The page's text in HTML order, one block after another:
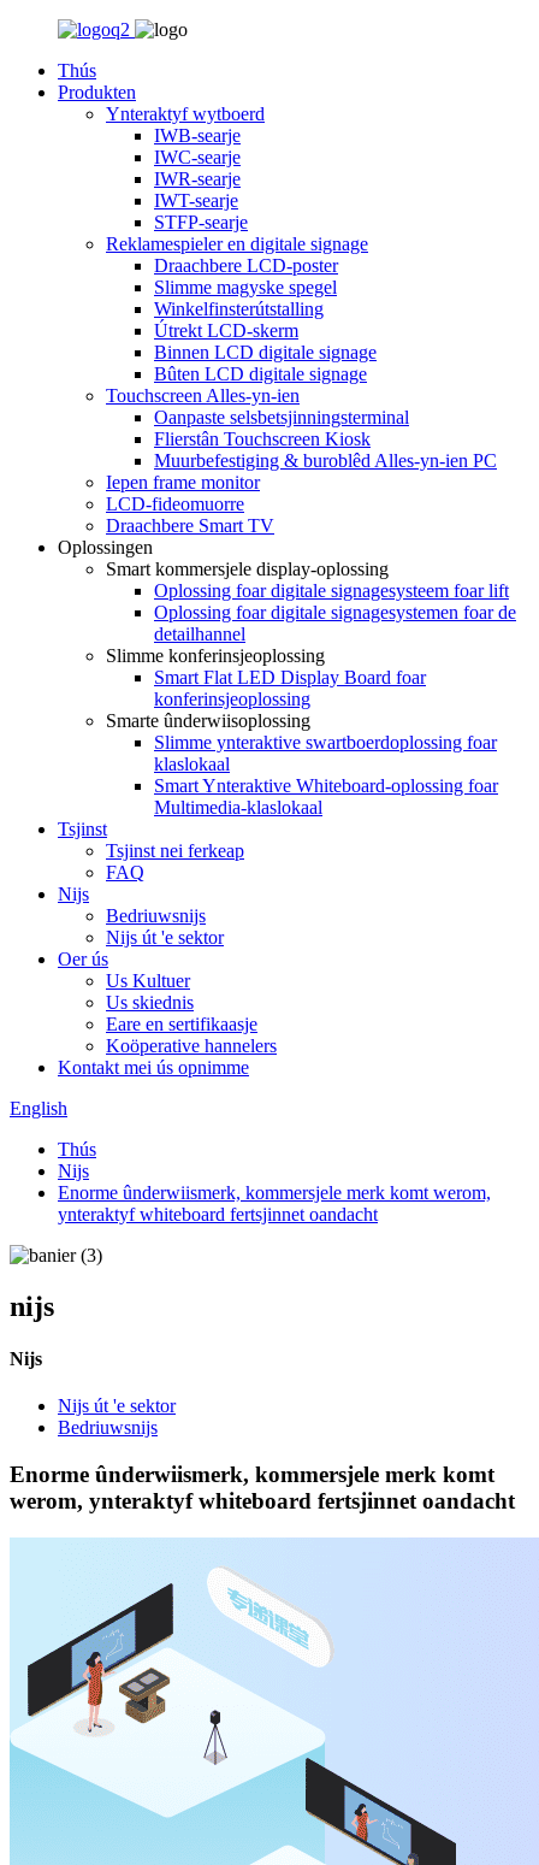
Thús
Produkten
Ynteraktyf wytboerd
IWB-searje
IWC-searje
IWR-searje
IWT-searje
STFP-searje
Reklamespieler en digitale signage
Draachbere LCD-poster
Slimme magyske spegel
Winkelfinsterútstalling
Útrekt LCD-skerm
Binnen LCD digitale signage
Bûten LCD digitale signage
Touchscreen Alles-yn-ien
Oanpaste selsbetsjinningsterminal
Flierstân Touchscreen Kiosk
Muurbefestiging & buroblêd Alles-yn-ien PC
Iepen frame monitor
LCD-fideomuorre
Draachbere Smart TV
Oplossingen
Smart kommersjele display-oplossing
Oplossing foar digitale signagesysteem foar lift
Oplossing foar digitale signagesystemen foar de
detailhannel
Slimme konferinsjeoplossing
Smart Flat LED Display Board foar
konferinsjeoplossing
Smarte ûnderwiisoplossing
Slimme ynteraktive swartboerdoplossing foar
klaslokaal
Smart Ynteraktive Whiteboard-oplossing foar
Multimedia-klaslokaal
Tsjinst
Tsjinst nei ferkeap
FAQ
Nijs
Bedriuwsnijs
Nijs út 'e sektor
Oer ús
Us Kultuer
Us skiednis
Eare en sertifikaasje
Koöperative hannelers
Kontakt mei ús opnimme
English
Thús
Nijs
Enorme ûnderwiismerk, kommersjele merk komt werom,
ynteraktyf whiteboard fertsjinnet oandacht
nijs
Nijs
Nijs út 'e sektor
Bedriuwsnijs
Enorme ûnderwiismerk, kommersjele merk komt
werom, ynteraktyf whiteboard fertsjinnet oandacht